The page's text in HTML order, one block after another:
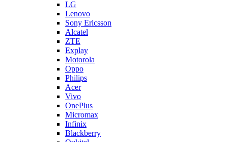
Sony Ericsson
Alcatel
ZTE
Explay
Motorola
Oppo
Philips
Acer
Vivo
OnePlus
Micromax
Infinix
Blackberry
Oukitel
Tecno